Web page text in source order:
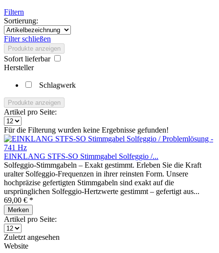
Filtern
Sortierung:
Filter schließen
Produkte anzeigen
Sofort lieferbar
Hersteller
Schlagwerk
Produkte anzeigen
Artikel pro Seite:
Für die Filterung wurden keine Ergebnisse gefunden!
EINKLANG STFS-SO Stimmgabel Solfeggio /...
Solfeggio-Stimmgabeln – Exakt gestimmt. Erleben Sie die Kraft
uralter Solfeggio-Frequenzen in ihrer reinsten Form. Unsere
hochpräzise gefertigten Stimmgabeln sind exakt auf die
ursprünglichen Solfeggio-Hertzwerte gestimmt – gefertigt aus...
69,00 € *
Merken
Artikel pro Seite:
Zuletzt angesehen
Website